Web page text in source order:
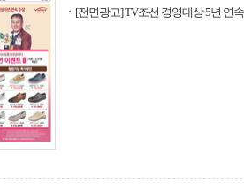
[전면광고] TV조선 경영대상 5년 연